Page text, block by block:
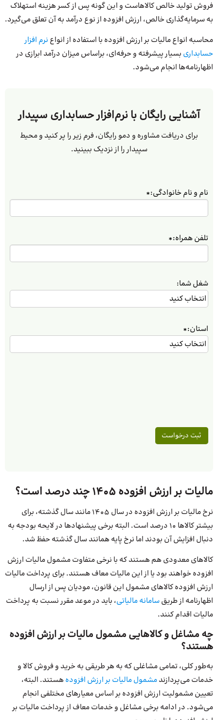
فروش تولید خالص کالاهاست و این گونه پس از کسر هزینه استهلاک
به سرمایه‌گذاری خالص، ارزش افزوده از نوع درآمد به آن تعلق می‌گیرد.
محاسبه انواع مالیات بر ارزش افزوده با استفاده از انواع نرم افزار
حسابداری بسیار پیشرفته و حرفه‌ای، براساس میزان درآمد ابرازی در
اظهارنامه‌ها انجام می‌شود.
آشنایی رایگان با نرم‌افزار حسابداری سپیدار
برای دریافت مشاوره و دمو رایگان، فرم زیر را پر کنید و محیط
سپیدار را از نزدیک ببینید.
نام و نام خانوادگی:*
تلفن همراه:*
شغل شما:
استان:*
مالیات بر ارزش افزوده 1405 چند درصد است؟
نرخ مالیات بر ارزش افزوده در سال ۱۴۰۵ مانند سال گذشته، برای
بیشتر کالاها 10 درصد است. البته برخی پیشنهادها در لایحه بودجه به
دنبال افزایش آن بودند اما نرخ پایه همانند سال گذشته حفظ شد.
کالاهای معدودی هم هستند که با نرخی متفاوت مشمول مالیات ارزش
افزوده خواهند بود یا از این مالیات معاف هستند. برای پرداخت مالیات
ارزش افزوده کالاهای مشمول این قانون، مودیان پس از ارسال
اظهارنامه از طریقسامانه مالیاتی، باید در موعد مقرر نسبت به پرداخت
مالیات اقدام کنند.
چه مشاغل و کالاهایی مشمول مالیات بر ارزش افزوده
هستند؟
به‌طور کلی، تمامی مشاغلی که به هر طریقی به خرید و فروش کالا و
خدمات می‌پردازندمشمول مالیات بر ارزش ‌افزودههستند. البته،
تعیین مشمولیت ارزش افزوده بر اساس معیارهای مختلفی انجام
می‌شود. در ادامه برخی مشاغل و خدمات معاف از پرداخت مالیات بر